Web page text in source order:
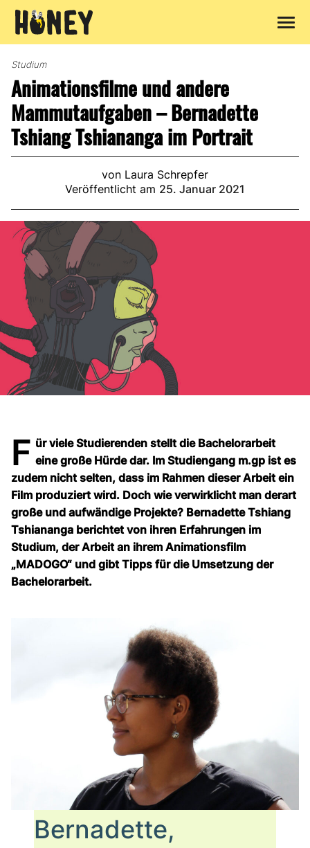
Inhalt
Studium
Animationsfilme und andere
Mammutaufgaben – Bernadette
Tshiang Tshiananga im Portrait
von Laura Schrepfer
Veröffentlicht am 25. Januar 2021
F ür viele Studierenden stellt die Bachelorarbeit
eine große Hürde dar. Im Studiengang m.gp ist es
zudem nicht selten, dass im Rahmen dieser Arbeit ein
Film produziert wird. Doch wie verwirklicht man derart
große und aufwändige Projekte? Bernadette Tshiang
Tshiananga berichtet von ihren Erfahrungen im
Studium, der Arbeit an ihrem Animationsfilm
„MADOGO“ und gibt Tipps für die Umsetzung der
Bachelorarbeit.
Bernadette,